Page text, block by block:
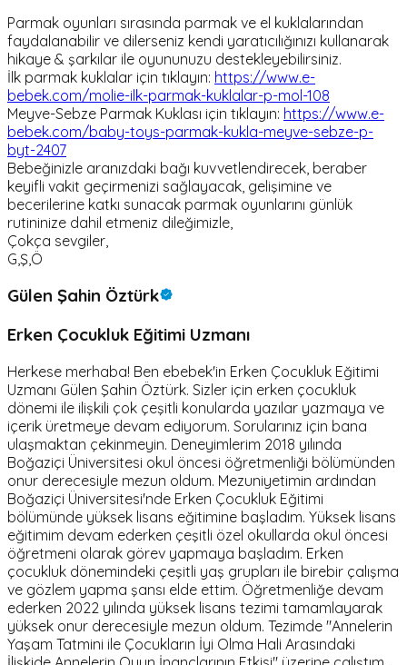
Parmak oyunları sırasında parmak ve el kuklalarından
faydalanabilir ve dilerseniz kendi yaratıcılığınızı kullanarak
hikaye & şarkılar ile oyununuzu destekleyebilirsiniz.
İlk parmak kuklalar için tıklayın: https://www.e-
bebek.com/molie-ilk-parmak-kuklalar-p-mol-108
Meyve-Sebze Parmak Kuklası için tıklayın: https://www.e-
bebek.com/baby-toys-parmak-kukla-meyve-sebze-p-
byt-2407
Bebeğinizle aranızdaki bağı kuvvetlendirecek, beraber
keyifli vakit geçirmenizi sağlayacak, gelişimine ve
becerilerine katkı sunacak parmak oyunlarını günlük
rutininize dahil etmeniz dileğimizle,
Çokça sevgiler,
G,Ş,Ö
Gülen Şahin Öztürk
Erken Çocukluk Eğitimi Uzmanı
Herkese merhaba! Ben ebebek'in Erken Çocukluk Eğitimi
Uzmanı Gülen Şahin Öztürk. Sizler için erken çocukluk
dönemi ile ilişkili çok çeşitli konularda yazılar yazmaya ve
içerik üretmeye devam ediyorum. Sorularınız için bana
ulaşmaktan çekinmeyin. Deneyimlerim 2018 yılında
Boğaziçi Üniversitesi okul öncesi öğretmenliği bölümünden
onur derecesiyle mezun oldum. Mezuniyetimin ardından
Boğaziçi Üniversitesi'nde Erken Çocukluk Eğitimi
bölümünde yüksek lisans eğitimine başladım. Yüksek lisans
eğitimim devam ederken çeşitli özel okullarda okul öncesi
öğretmeni olarak görev yapmaya başladım. Erken
çocukluk dönemindeki çeşitli yaş grupları ile birebir çalışma
ve gözlem yapma şansı elde ettim. Öğretmenliğe devam
ederken 2022 yılında yüksek lisans tezimi tamamlayarak
yüksek onur derecesiyle mezun oldum. Tezimde "Annelerin
Yaşam Tatmini ile Çocukların İyi Olma Hali Arasındaki